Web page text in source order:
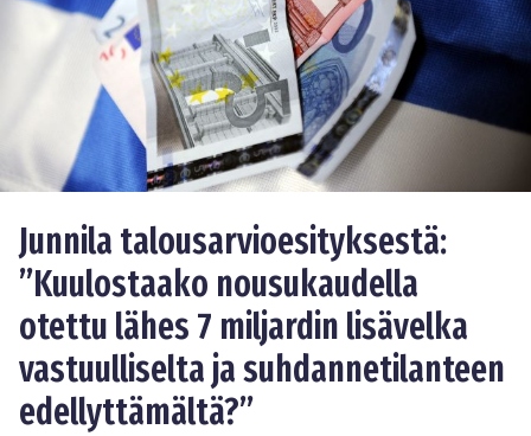
Junnila talousarvioesityksestä:
”Kuulostaako nousukaudella
otettu lähes 7 miljardin lisävelka
vastuulliselta ja suhdannetilanteen
edellyttämältä?”